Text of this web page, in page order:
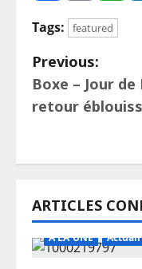
Tags: featured
Previous:
Boxe – Jour
retour
ARTICLES
A LA UNE